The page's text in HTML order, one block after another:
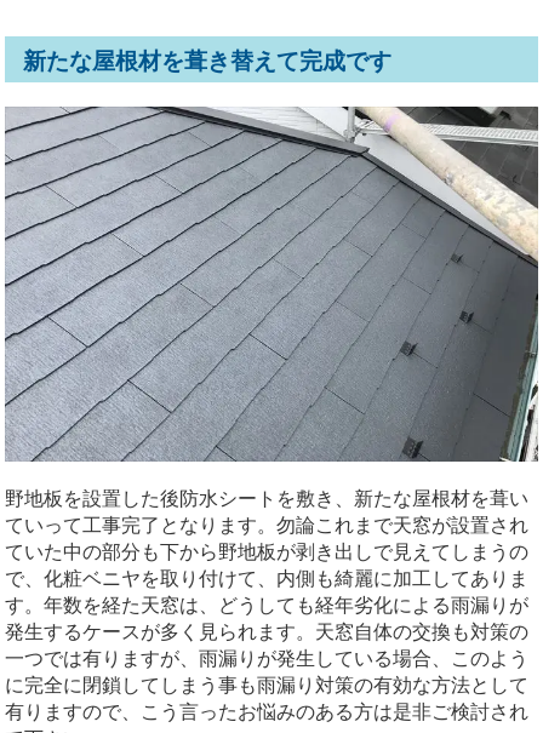
新たな屋根材を葺き替えて完成です
野地板を設置した後防水シートを敷き、新たな屋根材を葺い
ていって工事完了となります。勿論これまで天窓が設置され
ていた中の部分も下から野地板が剥き出しで見えてしまうの
で、化粧ベニヤを取り付けて、内側も綺麗に加工してありま
す。年数を経た天窓は、どうしても経年劣化による雨漏りが
発生するケースが多く見られます。天窓自体の交換も対策の
一つでは有りますが、雨漏りが発生している場合、このよう
に完全に閉鎖してしまう事も雨漏り対策の有効な方法として
有りますので、こう言ったお悩みのある方は是非ご検討され